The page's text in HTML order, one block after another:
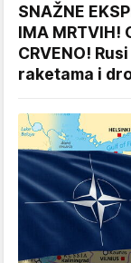
SNAŽNE
IMA MRTVIH!
CRVENO!
raketama i